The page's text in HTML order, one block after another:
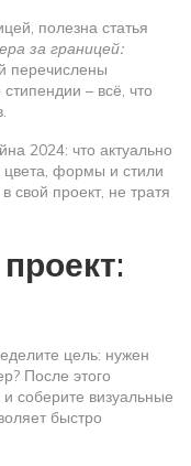
полезна статья
за границей:
перечислены
– всё, что
2024: что актуально
цвета, формы и стили
свой проект, не тратя
цель: нужен
После этого
и соберите визуальные
быстро